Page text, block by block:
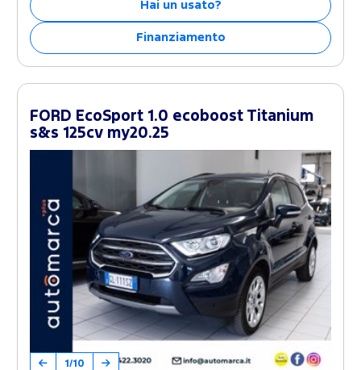
Hai un usato?
Finanziamento
FORD EcoSport 1.0 ecoboost Titanium
s&s 125cv my20.25
1/10